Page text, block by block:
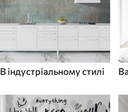
В індустріальному стилі